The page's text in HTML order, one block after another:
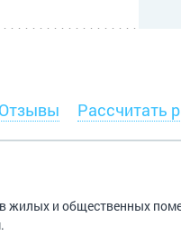
Отзывы Рассчитать
жилых и общественных